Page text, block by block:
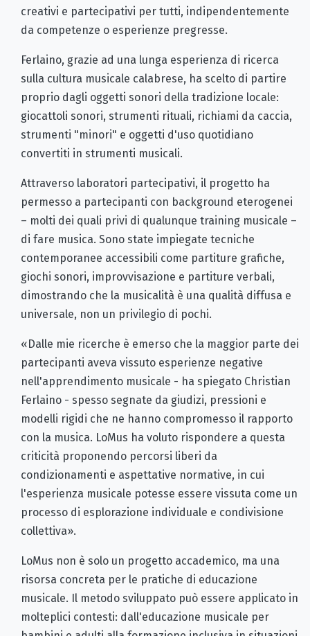
creativi e partecipativi per tutti, indipendentemente
da competenze o esperienze pregresse.
Ferlaino, grazie ad una lunga esperienza di ricerca
sulla cultura musicale calabrese, ha scelto di partire
proprio dagli oggetti sonori della tradizione locale:
giocattoli sonori, strumenti rituali, richiami da caccia,
strumenti "minori" e oggetti d'uso quotidiano
convertiti in strumenti musicali.
Attraverso laboratori partecipativi, il progetto ha
permesso a partecipanti con background eterogenei
– molti dei quali privi di qualunque training musicale –
di fare musica. Sono state impiegate tecniche
contemporanee accessibili come partiture grafiche,
giochi sonori, improvvisazione e partiture verbali,
dimostrando che la musicalità è una qualità diffusa e
universale, non un privilegio di pochi.
«Dalle mie ricerche è emerso che la maggior parte dei
partecipanti aveva vissuto esperienze negative
nell'apprendimento musicale - ha spiegato Christian
Ferlaino - spesso segnate da giudizi, pressioni e
modelli rigidi che ne hanno compromesso il rapporto
con la musica. LoMus ha voluto rispondere a questa
criticità proponendo percorsi liberi da
condizionamenti e aspettative normative, in cui
l'esperienza musicale potesse essere vissuta come un
processo di esplorazione individuale e condivisione
collettiva».
LoMus non è solo un progetto accademico, ma una
risorsa concreta per le pratiche di educazione
musicale. Il metodo sviluppato può essere applicato in
molteplici contesti: dall'educazione musicale per